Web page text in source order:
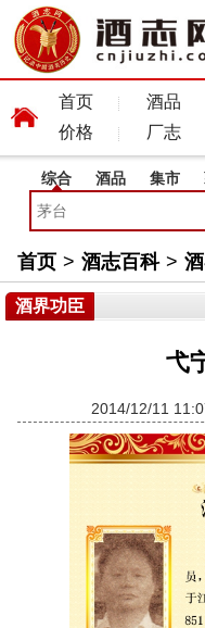
首页 酒品
价格
厂志
综合 酒品 集市
首页 > 酒志百科 >
酒界功臣
弋
2014/12/11